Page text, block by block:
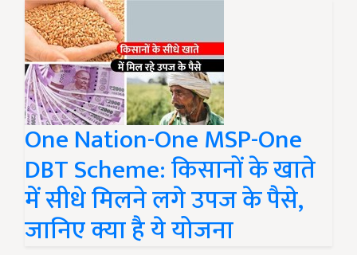
One Nation-One MSP-One
DBT Scheme: किसानों के खाते
में सीधे मिलने लगे उपज के पैसे,
जानिए क्या है ये योजना